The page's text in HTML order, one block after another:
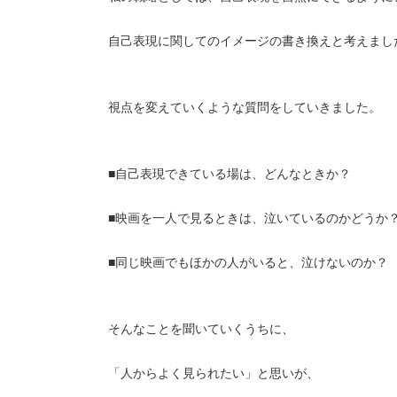
自己表現に関してのイメージの書き換えと考えまし
視点を変えていくような質問をしていきました。
■自己表現できている場は、どんなときか？
■映画を一人で見るときは、泣いているのかどうか
■同じ映画でもほかの人がいると、泣けないのか？
そんなことを聞いていくうちに、
「人からよく見られたい」と思いが、